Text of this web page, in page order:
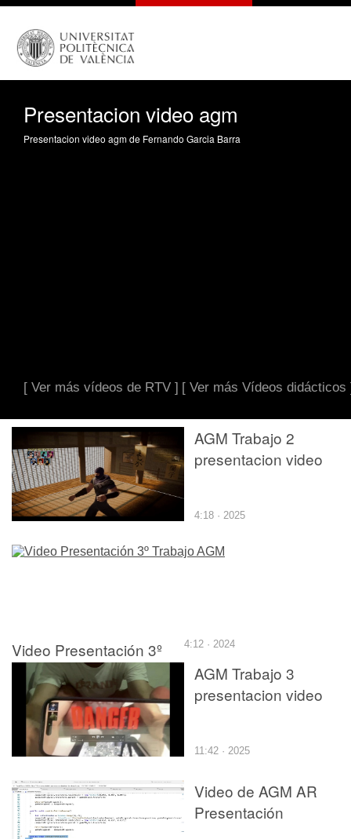
Presentacion video agm
Presentacion video agm de Fernando Garcia Barra
[ Ver más vídeos de RTV ] [ Ver más Vídeos didácticos
AGM Trabajo 2
presentacion video
4:18 · 2025
Video Presentación 3º
Trabajo AGM
4:12 · 2024
AGM Trabajo 3
presentacion video
11:42 · 2025
Video de AGM AR
Presentación